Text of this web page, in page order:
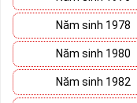
Năm sinh 1978
Năm sinh 1980
Năm sinh 1982